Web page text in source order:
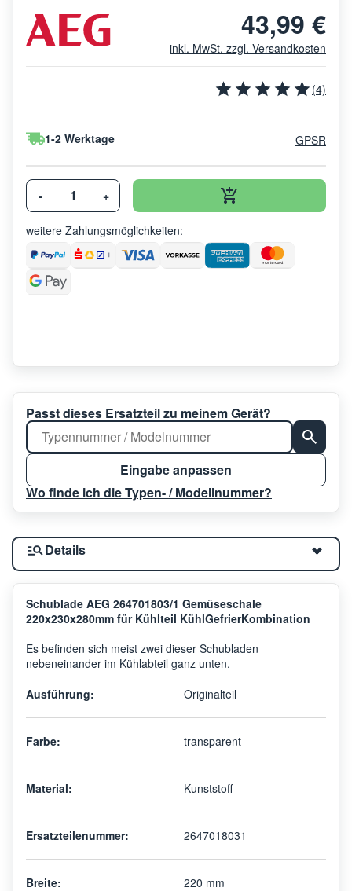
43,99 €
inkl. MwSt. zzgl. Versandkosten
(4)
1-2 Werktage GPSR
- +
weitere Zahlungsmöglichkeiten:
Passt dieses Ersatzteil zu meinem Gerät?
Eingabe anpassen
Wo finde ich die Typen- / Modellnummer?
Details
Schublade AEG 264701803/1 Gemüseschale
220x230x280mm für Kühlteil KühlGefrierKombination
Es befinden sich meist zwei dieser Schubladen
nebeneinander im Kühlabteil ganz unten.
Ausführung:
Originalteil
Farbe: transparent
Material: Kunststoff
Ersatzteilenummer: 2647018031
Breite: 220 mm